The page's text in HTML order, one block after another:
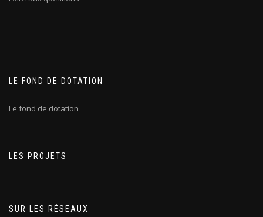
LE FOND DE DOTATION
Le fond de dotation
LES PROJETS
SUR LES RÉSEAUX